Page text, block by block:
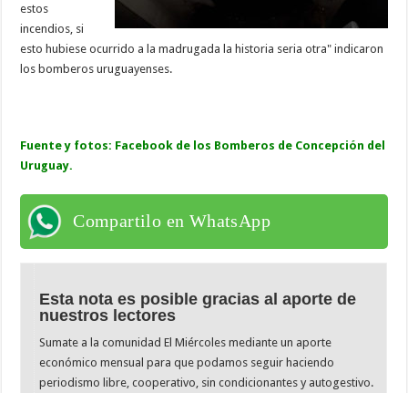
estos
incendios, si
esto hubiese ocurrido a la madrugada la historia seria otra" indicaron
los bomberos uruguayenses.
Fuente y fotos: Facebook de los Bomberos de Concepción del
Uruguay.
Compartilo en WhatsApp
Esta nota es posible gracias al aporte de
nuestros lectores
Sumate a la comunidad El Miércoles mediante un aporte
económico mensual para que podamos seguir haciendo
periodismo libre, cooperativo, sin condicionantes y autogestivo.